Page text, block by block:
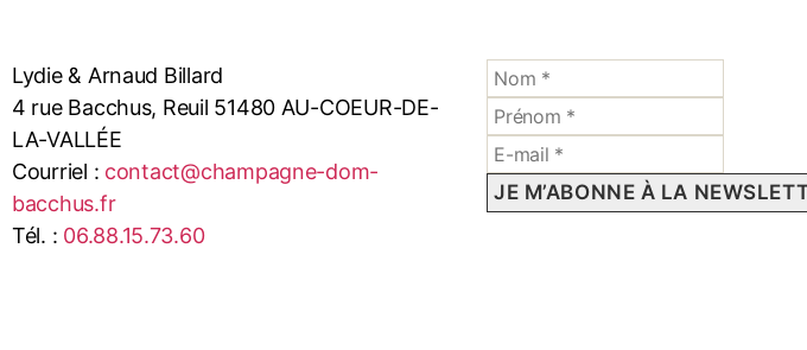
Lydie & Arnaud Billard
4 rue Bacchus, Reuil 51480 AU-COEUR-DE-
LA-VALLÉE
Courriel : contact@champagne-dom-
bacchus.fr
Tél. : 06.88.15.73.60